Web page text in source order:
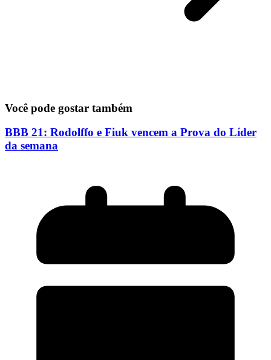
Você pode gostar também
BBB 21: Rodolffo e Fiuk vencem a Prova do Líder
da semana